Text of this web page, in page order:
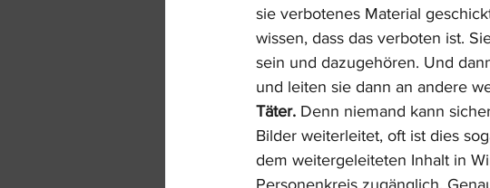
sie verbotenes Material
wissen, dass das verboten ist.
sein und dazugehören. Und
und leiten sie dann an andere
Täter. Denn niemand kann
Bilder weiterleitet, oft ist dies
dem weitergeleiteten Inhalt in